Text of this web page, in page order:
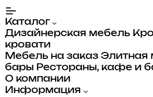
Каталог
Дизайнерская мебель
кровати
Мебель на заказ Элитная
бары Рестораны, кафе и
О компании
Информация